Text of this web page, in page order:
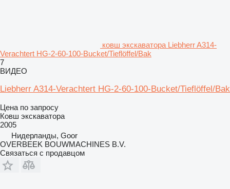
ковш экскаватора Liebherr A314-
Verachtert HG-2-60-100-Bucket/Tieflöffel/Bak
7
ВИДЕО
Liebherr A314-Verachtert HG-2-60-100-Bucket/Tieflöffel/Bak
Цена по запросу
Ковш экскаватора
2005
Нидерланды, Goor
OVERBEEK BOUWMACHINES B.V.
Связаться с продавцом